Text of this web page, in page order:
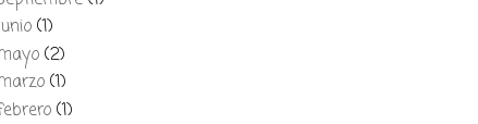
(1)
(2)
(1)
(1)